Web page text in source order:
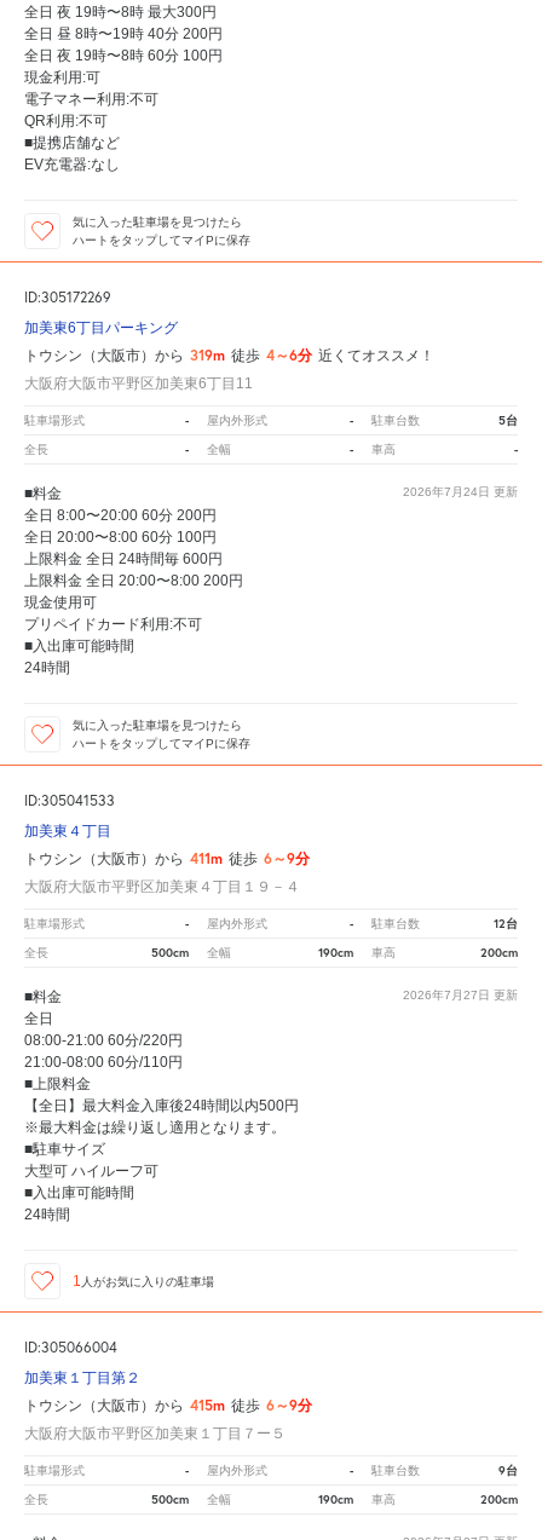
全日 夜 19時〜8時 最大300円
全日 昼 8時〜19時 40分 200円
全日 夜 19時〜8時 60分 100円
現金利用:可
電子マネー利用:不可
QR利用:不可
■提携店舗など
EV充電器:なし
気に入った駐車場を見つけたら
ハートをタップしてマイPに保存
ID:305172269
加美東6丁目パーキング
トウシン（大阪市）から 319m 徒歩 4～6分 近くてオススメ！
大阪府大阪市平野区加美東6丁目11
駐車場形式 - 屋内外形式 - 駐車台数 5台
全長 - 全幅 - 車高 -
2026年7月24日 更新
■料金
全日 8:00〜20:00 60分 200円
全日 20:00〜8:00 60分 100円
上限料金 全日 24時間毎 600円
上限料金 全日 20:00〜8:00 200円
現金使用可
プリペイドカード利用:不可
■入出庫可能時間
24時間
気に入った駐車場を見つけたら
ハートをタップしてマイPに保存
ID:305041533
加美東４丁目
トウシン（大阪市）から 411m 徒歩 6～9分
大阪府大阪市平野区加美東４丁目１９－４
駐車場形式 - 屋内外形式 - 駐車台数 12台
全長 500cm 全幅 190cm 車高 200cm
2026年7月27日 更新
■料金
全日
08:00-21:00 60分/220円
21:00-08:00 60分/110円
■上限料金
【全日】最大料金入庫後24時間以内500円
※最大料金は繰り返し適用となります。
■駐車サイズ
大型可 ハイルーフ可
■入出庫可能時間
24時間
1 人がお気に入りの駐車場
ID:305066004
加美東１丁目第２
トウシン（大阪市）から 415m 徒歩 6～9分
大阪府大阪市平野区加美東１丁目７ー５
駐車場形式 - 屋内外形式 - 駐車台数 9台
全長 500cm 全幅 190cm 車高 200cm